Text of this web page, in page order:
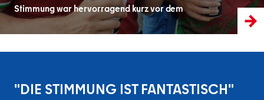
Stimmung war hervorragend kurz vor dem
"DIE STIMMUNG IST FANTASTISCH"